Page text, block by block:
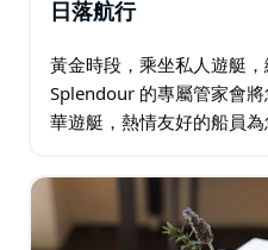
日落航行
黃金時段，乘坐私人遊艇，
Splendour 的專屬管家會
華遊艇，熱情友好的船員
色，彷彿落入海港大橋和